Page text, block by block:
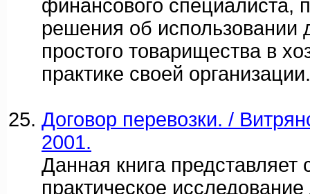
финансового специалиста,
решения об использовании
простого товарищества в
практике своей организации.
Договор перевозки. /
2001.
Данная книга представляет
практическое исследование